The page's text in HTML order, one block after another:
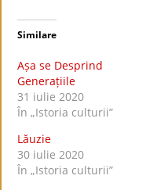
Similare
Așa se Desprind
Generațiile
31 iulie 2020
În „Istoria culturii”
Lăuzie
30 iulie 2020
În „Istoria culturii”